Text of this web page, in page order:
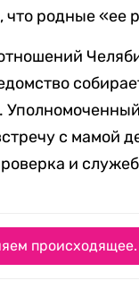
родные «ее
с мамой
и
происходящее.